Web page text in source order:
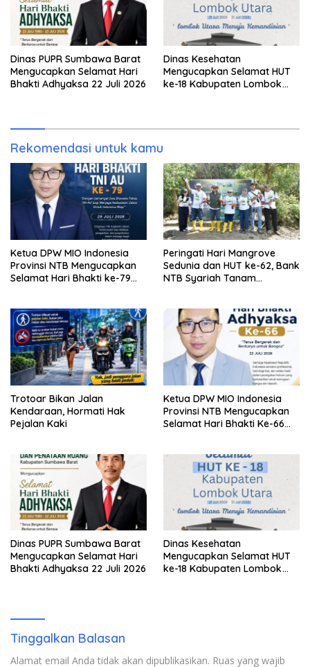
Dinas PUPR Sumbawa Barat
Mengucapkan Selamat Hari
Bhakti Adhyaksa 22 Juli 2026
Dinas Kesehatan
Mengucapkan Selamat HUT
ke-18 Kabupaten Lombok
Rekomendasi untuk kamu
Ketua DPW MIO Indonesia
Provinsi NTB Mengucapkan
Selamat Hari Bhakti ke-79
Peringati Hari Mangrove
Sedunia dan HUT ke-62, Bank
NTB Syariah Tanam
Trotoar Bikan Jalan
Kendaraan, Hormati Hak
Pejalan Kaki
Ketua DPW MIO Indonesia
Provinsi NTB Mengucapkan
Selamat Hari Bhakti Ke-66
Dinas PUPR Sumbawa Barat
Mengucapkan Selamat Hari
Bhakti Adhyaksa 22 Juli 2026
Dinas Kesehatan
Mengucapkan Selamat HUT
ke-18 Kabupaten Lombok
Tinggalkan Balasan
Alamat email Anda tidak akan dipublikasikan. Ruas yang wajib